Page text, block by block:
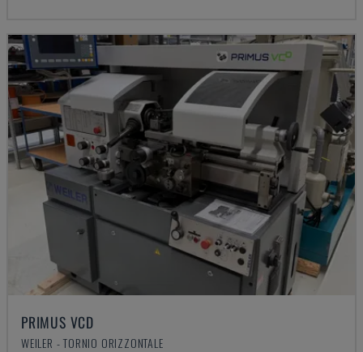
PRIMUS VCD
WEILER - TORNIO ORIZZONTALE